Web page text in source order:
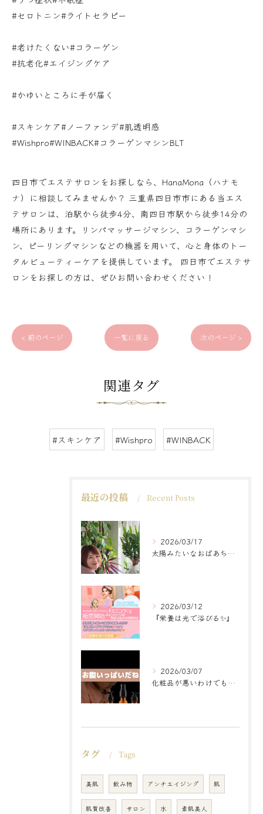
#セロトニン#ライトセラピー
#老けたくない#コラーゲン
#抗老化#エイジングケア
#かゆいところに手が届く
#スキンケア#ノーファンデ#肌透明感
#Wishpro#WINBACK#コラーゲンマシンBLT
四日市でエステサロンをお探しなら、HanaMona（ハナモ
ナ）に相談してみませんか？ 三重県四日市市にある当エス
テサロンは、泊駅から徒歩4分、南四日市駅から徒歩14分の
場所にあります。リンパマッサージマシン、コラーゲンマシ
ン、ピーリングマシンなどの機器を用いて、心と身体のトー
タルビューティーケアを提供しています。 四日市でエステサ
ロンをお探しの方は、ぜひお問い合わせください！
< 前のページ 一覧に戻る 次のページ >
関連タグ
#スキンケア #Wishpro #WINBACK
最近の投稿 Recent Posts
2026/03/17
太陽みたいなおばあちゃんに
2026/03/12
『栄養は光で浴びる✨』
2026/03/07
化粧品が悪いわけでもなく
タグ Tags
美肌 飲み物 アンチエイジング 肌
肌質改善 サロン 水 素肌美人